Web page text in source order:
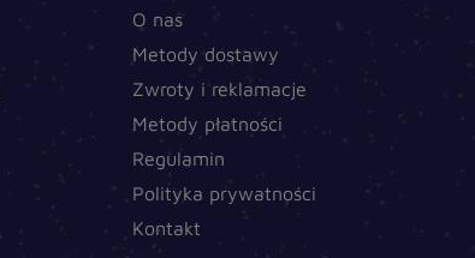
O nas
Metody dostawy
Zwroty i reklamacje
Metody płatności
Regulamin
Polityka prywatności
Kontakt